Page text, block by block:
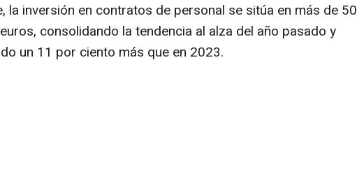
la inversión en contratos de personal se sitúa en más de 50
consolidando la tendencia al alza del año pasado y
un 11 por ciento más que en 2023.